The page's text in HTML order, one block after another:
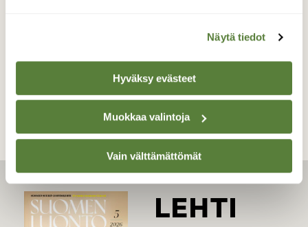
Näytä tiedot
Hyväksy evästeet
Muokkaa valintoja
Vain välttämättömät
Kilpailun etusivulle
LEHTI